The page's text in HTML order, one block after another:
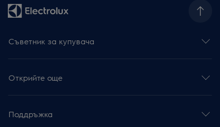
Съветник за купувача
Открийте още
Поддръжка